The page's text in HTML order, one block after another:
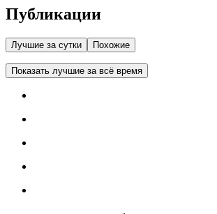
Публикации
Лучшие за сутки Похожие
Показать лучшие за всё время